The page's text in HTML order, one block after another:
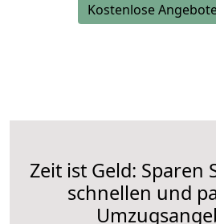
Kostenlose
Zeit ist Geld: Sparen
schnellen und